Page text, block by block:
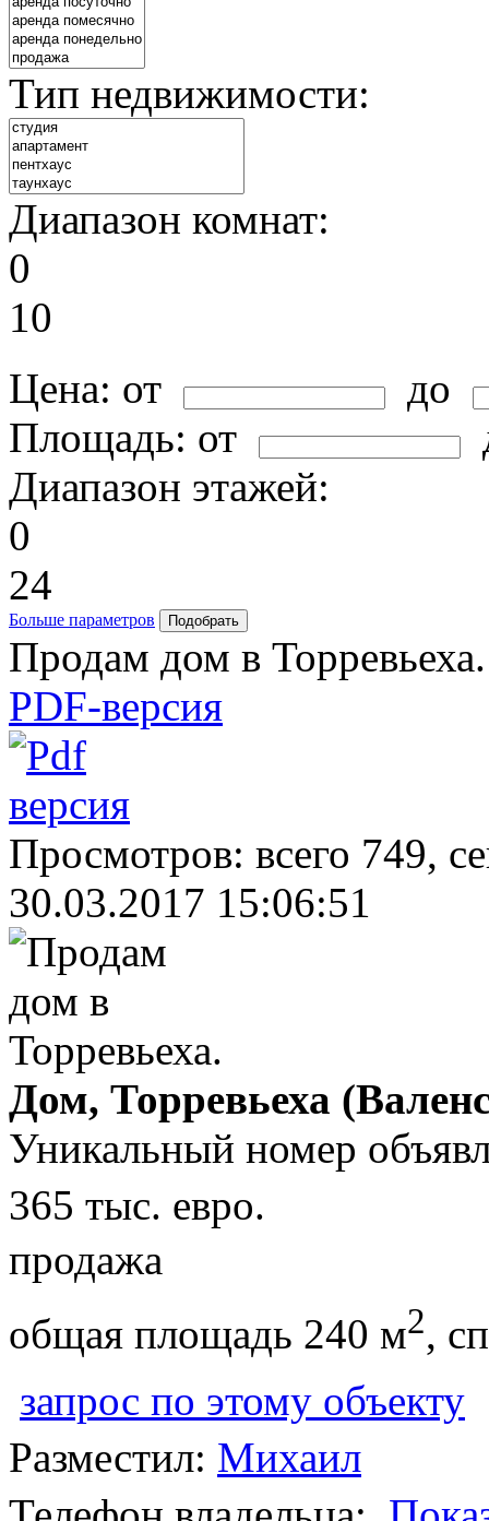
Тип недвижимости:
Диапазон комнат:
0
10
Цена: от
до
Площадь: от
Диапазон этажей:
0
24
Больше параметров
Продам дом в Торревьеха.
PDF-версия
Просмотров: всего 749,
30.03.2017 15:06:51
Дом, Торревьеха
Уникальный номер
365 тыс. евро.
продажа
общая площадь 240 м2,
запрос по этому объекту
Разместил: Михаил